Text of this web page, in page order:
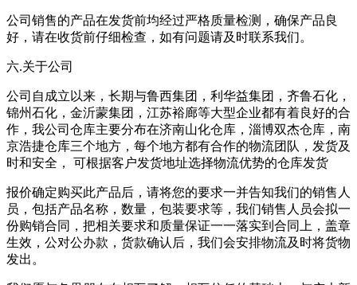
公司销售的产品在发货前均经过严格质量检测，确保产品良
好，请在收货前仔细检查，如有问题请及时联系我们。
六.关于公司
公司自成立以来，长期与鲁西集团，利华益集团，齐鲁石化，
锦州石化，金沂蒙集团，江苏裕廊等大型企业都有着良好的合
作，我公司仓库主要分布在济南山化仓库，淄博双杰仓库，南
京浩捷仓库三个地方，每个地方都有合作的物流团队，发货及
时和安全， 可根据客户发货地址选择物流优势的仓库发货
报价确定购买此产品后，请将您的要求一并告知我们的销售人
员，包括产品名称，数量，包装要求等，我们销售人员会拟一
份购销合同，把相关要求和质量保证一一落实到合同上，盖章
生效，公对公办款，货款确认后，我们会安排物流及时将货物
发出。